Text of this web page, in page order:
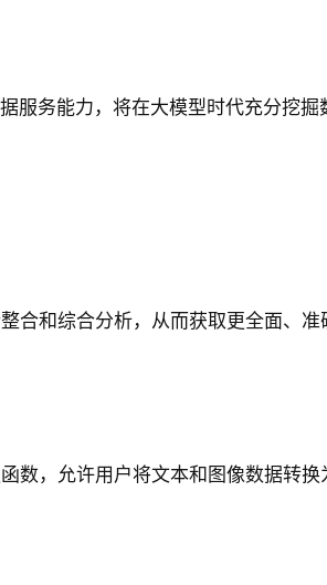
服务能力，将在大模型时代充分挖
合和综合分析，从而获取更全面、
数，允许用户将文本和图像数据转